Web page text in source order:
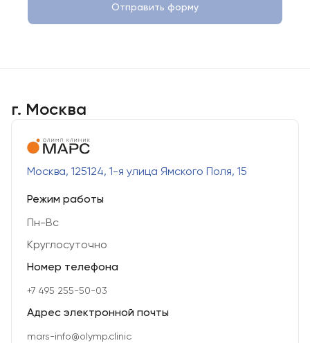
Отправить форму
г. Москва
Москва, 125124, 1-я улица Ямского Поля, 15
Режим работы
Пн-Вс
Круглосуточно
Номер телефона
+7 495 255-50-03
Адрес электронной почты
mars-info@olymp.clinic